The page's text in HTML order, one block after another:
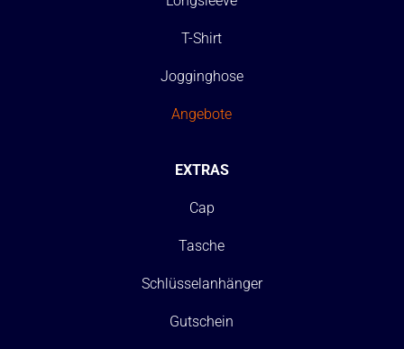
T-Shirt
Jogginghose
Angebote
EXTRAS
Cap
Tasche
Schlüsselanhänger
Gutschein